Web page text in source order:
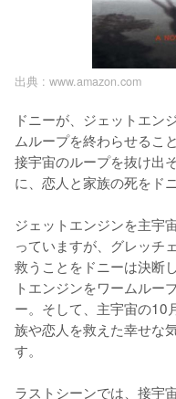
出典 : www.amazon.com
ドニーが、ジェットエン
ムループを終わらせるこ
接宇宙のループを抜け出
に、恋人と家族の死をド
ジェットエンジンを主宇
っていますが、グレッチ
救うことをドニーは決断
トエンジンをワームルー
ー。そして、主宇宙の10
族や恋人を救えた幸せな
す。
ラストシーンでは、接宇